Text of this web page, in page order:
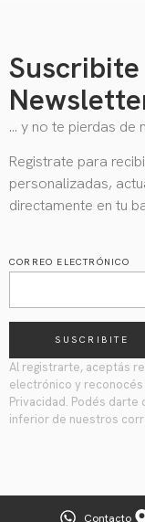
… y no te pierdas de
Registrate para
personalizadas,
directamente en tu
CORREO ELECTRÓNICO
SUSCRIBITE
Al registrarte, aceptás
electrónico y
Privacidad. Podés darte
inferior de nuestros
Contacto